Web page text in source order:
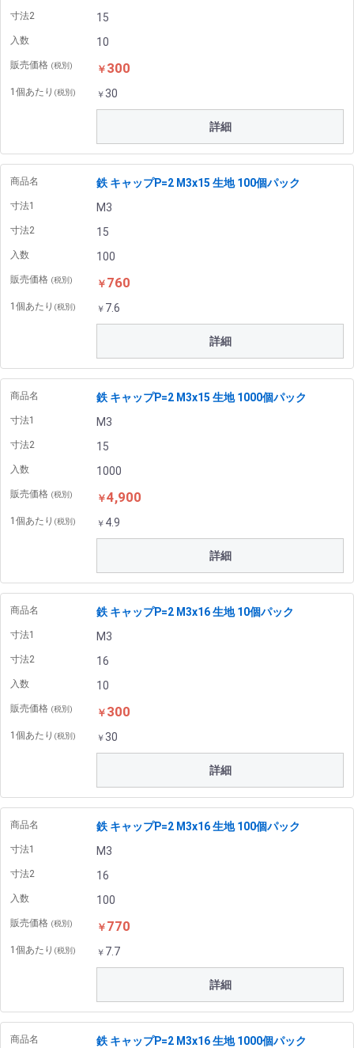
寸法2 15
入数 10
販売価格 (税別) ￥ 300
1個あたり (税別) ￥ 30
詳細
商品名 鉄 キャップP=2 M3x15 生地 100個パック
寸法1 M3
寸法2 15
入数 100
販売価格 (税別) ￥ 760
1個あたり (税別) ￥ 7.6
詳細
商品名 鉄 キャップP=2 M3x15 生地 1000個パック
寸法1 M3
寸法2 15
入数 1000
販売価格 (税別) ￥4,900
1個あたり (税別) ￥ 4.9
詳細
商品名 鉄 キャップP=2 M3x16 生地 10個パック
寸法1 M3
寸法2 16
入数 10
販売価格 (税別) ￥ 300
1個あたり (税別) ￥ 30
詳細
商品名 鉄 キャップP=2 M3x16 生地 100個パック
寸法1 M3
寸法2 16
入数 100
販売価格 (税別) ￥ 770
1個あたり (税別) ￥ 7.7
詳細
商品名 鉄 キャップP=2 M3x16 生地 1000個パック